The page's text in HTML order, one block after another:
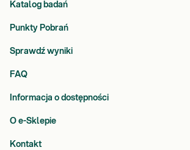
Katalog badań
Punkty Pobrań
Sprawdź wyniki
FAQ
Informacja o dostępności
O e-Sklepie
Kontakt